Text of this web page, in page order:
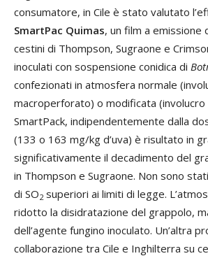
consumatore, in Cile è stato valutato
SmartPac Quimas, un film a emissione
cestini di Thompson, Sugraone e
inoculati con sospensione conidica di
confezionati in atmosfera normale
macroperforato) o modificata (involucro
SmartPack, indipendentemente dalla
(133 o 163 mg/kg d’uva) è risultato in
significativamente il decadimento del
in Thompson e Sugraone. Non sono
di SO2 superiori ai limiti di legge.
ridotto la disidratazione del grappolo,
dell’agente fungino inoculato. Un’altra
collaborazione tra Cile e Inghilterra su